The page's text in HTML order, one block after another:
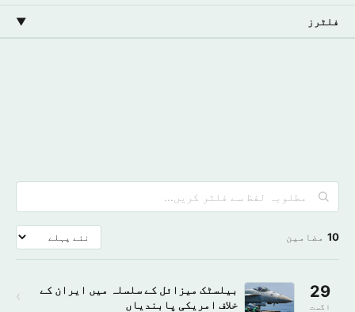
فلٹرز ▼
10 مضامین
29
اگست
بیلسٹک میزائل کے سلسلہ میں ایران کے
خلاف امریکی پابندیاں
›